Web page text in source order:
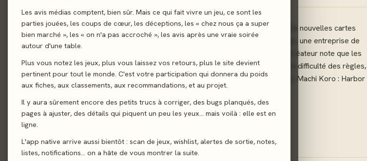
Les avis médias comptent, bien sûr. Mais ce qui fait vivre un jeu, ce sont les
parties jouées, les coups de cœur, les déceptions, les « chez nous ça a super
bien marché », les « on n'a pas accroché », les avis après une vraie soirée
autour d'une table.
Plus vous notez les jeux, plus vous laissez vos retours, plus le site devient
pertinent pour tout le monde. C'est votre participation qui donnera du poids
aux fiches, aux classements, aux recommandations, et au projet.
Il y aura sûrement encore des petits trucs à corriger, des bugs planqués, des
pages à ajuster, des détails qui piquent un peu les yeux… mais voilà : elle est en
ligne.
L'app native arrive aussi bientôt : scan de jeux, wishlist, alertes de sortie, notes,
listes, notifications… on a hâte de vous montrer la suite.
01Le jeu
Le verdict
03On en discute
04La presse
Les joueurs
Acheter
07Similaires
Découvrez de nouvelles entreprises... Treize nouvelles cartes
d'établissement, dont une entreprise viticole, une entreprise de
déménagement et un magasin général. Le créateur note que les
nouvelles cartes augmentent quelque peu la difficulté des règles,
et cette expansion peut être combinée avec Machi Koro : Harbor
Cartes Course Dés Combinaison
02 - LE VERDICT